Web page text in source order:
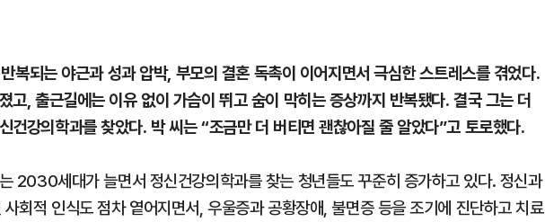
되는 야근과 성과 압박, 부모의 결혼 독촉이 이어지면서 극심한 스트레스를 겪었다.
고, 출근길에는 이유 없이 가슴이 뛰고 숨이 막히는 증상까지 반복됐다. 결국 그는 더
건강의학과를 찾았다. 박 씨는 “조금만 더 버티면 괜찮아질 줄 알았다”고 토로했다.
2030세대가 늘면서 정신건강의학과를 찾는 청년들도 꾸준히 증가하고 있다. 정신과
사회적 인식도 점차 옅어지면서, 우울증과 공황장애, 불면증 등을 조기에 진단하고 치료